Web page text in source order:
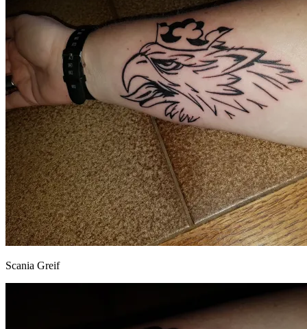
Scania Greif